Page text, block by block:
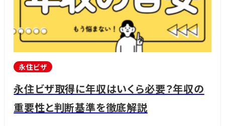
永住ビザ
永住ビザ取得に年収はいくら必要？年収の
重要性と判断基準を徹底解説